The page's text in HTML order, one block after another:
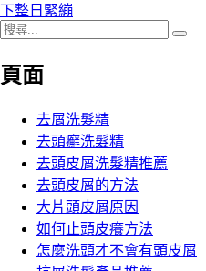
導
覽
下整日緊繃
搜
關
頁面
去屑洗髮精
去頭癬洗髮精
去頭皮屑洗髮精推薦
去頭皮屑的方法
大片頭皮屑原因
如何止頭皮癢方法
怎麼洗頭才不會有頭皮屑